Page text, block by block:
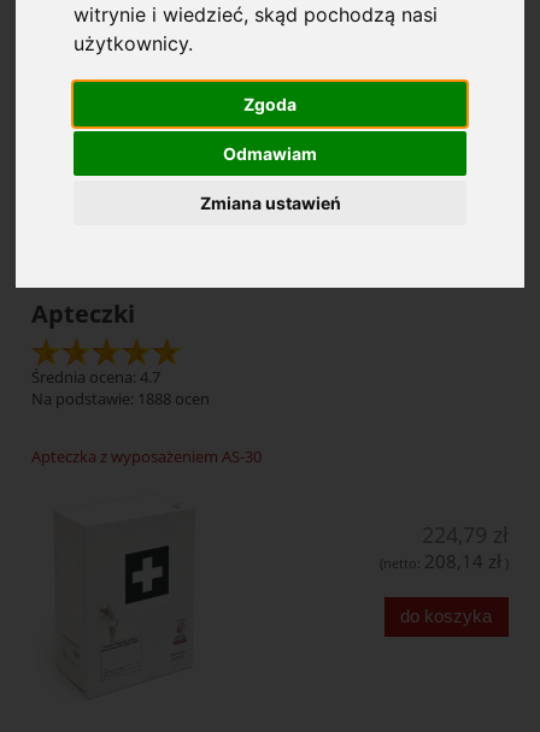
witrynie i wiedzieć, skąd pochodzą nasi
użytkownicy.
Zgoda
Odmawiam
Zmiana ustawień
Opcje przeglądania
Apteczki
Średnia ocena: 4.7
Na podstawie: 1888 ocen
Apteczka z wyposażeniem AS-30
(netto: 208,14 zł )
do koszyka